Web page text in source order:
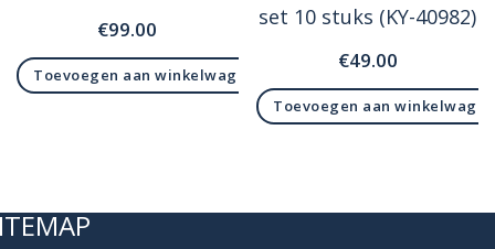
€99.00
Toevoegen aan winkelwagen
set 10 stuks (KY-40982)
€49.00
Toevoegen aan winkelwagen